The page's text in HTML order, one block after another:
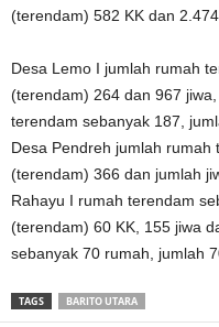
(terendam) 582 KK dan
Desa Lemo I jumlah rumah
(terendam) 264 dan 967
terendam sebanyak 187,
Desa Pendreh jumlah
(terendam) 366 dan jumlah
Rahayu I rumah terendam
(terendam) 60 KK, 155 jiwa
sebanyak 70 rumah, jumlah
TAGS BARITO UTARA